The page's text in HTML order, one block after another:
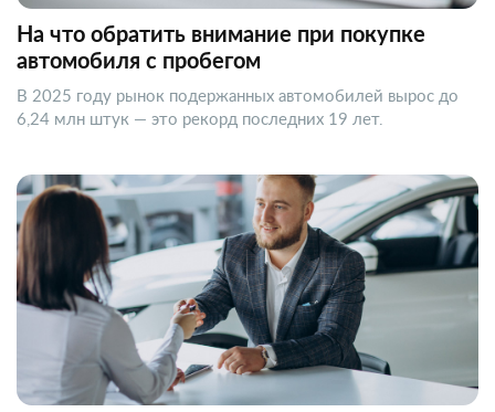
На что обратить внимание при покупке
автомобиля с пробегом
В 2025 году рынок подержанных автомобилей вырос до
6,24 млн штук — это рекорд последних 19 лет.